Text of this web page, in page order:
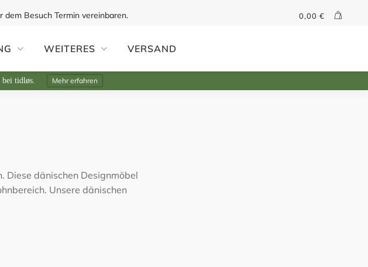
Besuch Termin vereinbaren. 0,00 €
WEITERES VERSAND
bei tidløs. Mehr erfahren
Diese dänischen Designmöbel
Unsere dänischen